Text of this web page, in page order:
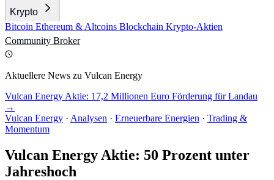
Krypto
Bitcoin Ethereum & Altcoins Blockchain Krypto-Aktien
Community Broker
Aktuellere News zu Vulcan Energy
Vulcan Energy Aktie: 17,2 Millionen Euro Förderung für Landau
→
Vulcan Energy · Analysen · Erneuerbare Energien · Trading &
Momentum
Vulcan Energy Aktie: 50 Prozent unter
Jahreshoch